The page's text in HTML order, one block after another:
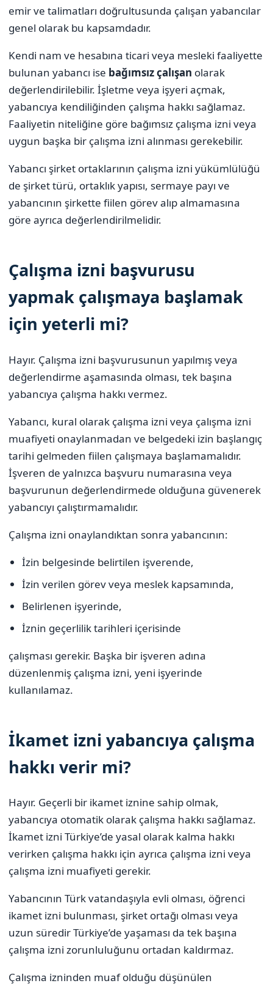
emir ve talimatları doğrultusunda çalışan yabancılar
genel olarak bu kapsamdadır.
Kendi nam ve hesabına ticari veya mesleki faaliyette
bulunan yabancı ise bağımsız çalışan olarak
değerlendirilebilir. İşletme veya işyeri açmak,
yabancıya kendiliğinden çalışma hakkı sağlamaz.
Faaliyetin niteliğine göre bağımsız çalışma izni veya
uygun başka bir çalışma izni alınması gerekebilir.
Yabancı şirket ortaklarının çalışma izni yükümlülüğü
de şirket türü, ortaklık yapısı, sermaye payı ve
yabancının şirkette fiilen görev alıp almamasına
göre ayrıca değerlendirilmelidir.
Çalışma izni başvurusu
yapmak çalışmaya başlamak
için yeterli mi?
Hayır. Çalışma izni başvurusunun yapılmış veya
değerlendirme aşamasında olması, tek başına
yabancıya çalışma hakkı vermez.
Yabancı, kural olarak çalışma izni veya çalışma izni
muafiyeti onaylanmadan ve belgedeki izin başlangıç
tarihi gelmeden fiilen çalışmaya başlamamalıdır.
İşveren de yalnızca başvuru numarasına veya
başvurunun değerlendirmede olduğuna güvenerek
yabancıyı çalıştırmamalıdır.
Çalışma izni onaylandıktan sonra yabancının:
İzin belgesinde belirtilen işverende,
İzin verilen görev veya meslek kapsamında,
Belirlenen işyerinde,
İznin geçerlilik tarihleri içerisinde
çalışması gerekir. Başka bir işveren adına
düzenlenmiş çalışma izni, yeni işyerinde
kullanılamaz.
İkamet izni yabancıya çalışma
hakkı verir mi?
Hayır. Geçerli bir ikamet iznine sahip olmak,
yabancıya otomatik olarak çalışma hakkı sağlamaz.
İkamet izni Türkiye’de yasal olarak kalma hakkı
verirken çalışma hakkı için ayrıca çalışma izni veya
çalışma izni muafiyeti gerekir.
Yabancının Türk vatandaşıyla evli olması, öğrenci
ikamet izni bulunması, şirket ortağı olması veya
uzun süredir Türkiye’de yaşaması da tek başına
çalışma izni zorunluluğunu ortadan kaldırmaz.
Çalışma izninden muaf olduğu düşünülen